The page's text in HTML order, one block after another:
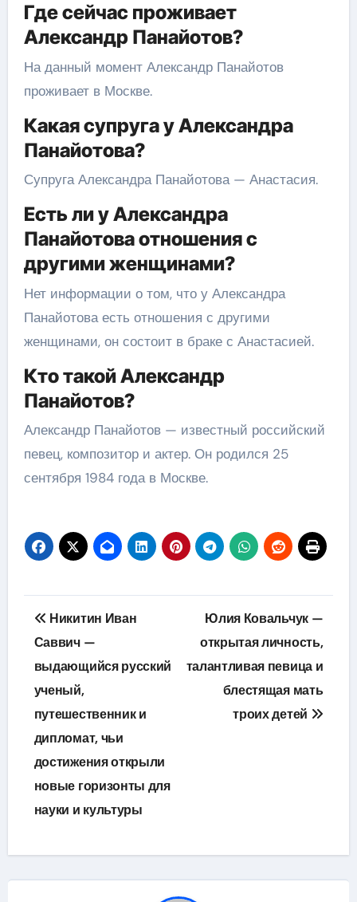
Где сейчас проживает
Александр Панайотов?
На данный момент Александр Панайотов
проживает в Москве.
Какая супруга у Александра
Панайотова?
Супруга Александра Панайотова — Анастасия.
Есть ли у Александра
Панайотова отношения с
другими женщинами?
Нет информации о том, что у Александра
Панайотова есть отношения с другими
женщинами, он состоит в браке с Анастасией.
Кто такой Александр
Панайотов?
Александр Панайотов — известный российский
певец, композитор и актер. Он родился 25
сентября 1984 года в Москве.
Навигация
по
записям
Никитин Иван
Саввич —
выдающийся русский
ученый,
путешественник и
дипломат, чьи
достижения открыли
новые горизонты для
науки и культуры
Юлия Ковальчук —
открытая личность,
талантливая певица и
блестящая мать
троих детей